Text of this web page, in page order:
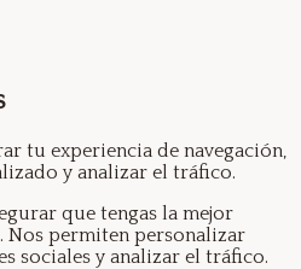
tu experiencia de navegación,
y analizar el tráfico.
que tengas la mejor
Nos permiten personalizar
sociales y analizar el tráfico.